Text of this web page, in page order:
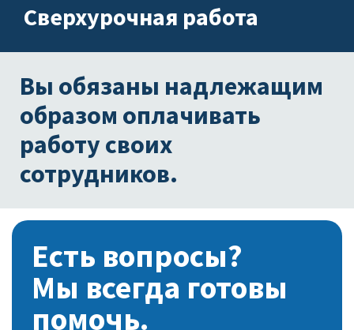
Сверхурочная работа
Вы обязаны надлежащим
образом оплачивать
работу своих
сотрудников.
Есть вопросы?
Мы всегда готовы
помочь.